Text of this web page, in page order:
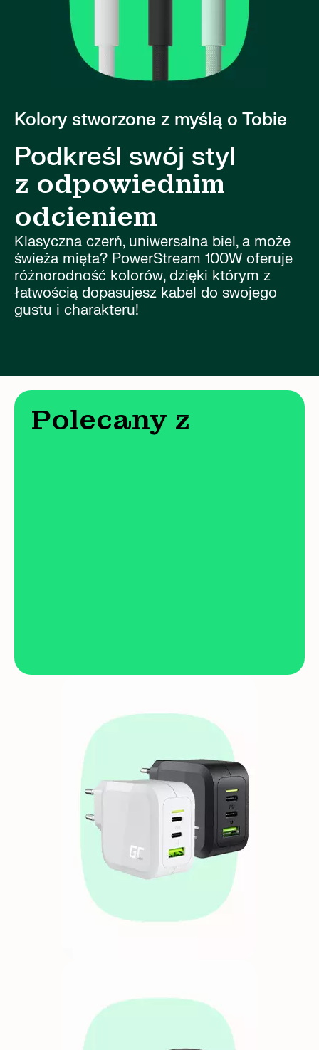
Kolory stworzone z myślą o Tobie
Podkreśl swój styl
z odpowiednim
odcieniem
Klasyczna czerń, uniwersalna biel, a może
świeża mięta? PowerStream 100W oferuje
różnorodność kolorów, dzięki którym z
łatwością dopasujesz kabel do swojego
gustu i charakteru!
Polecany z